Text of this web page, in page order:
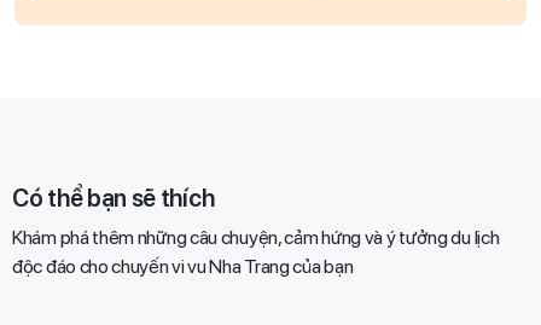
Có thể bạn sẽ thích
Khám phá thêm những câu chuyện, cảm hứng và ý tưởng du lịch
độc đáo cho chuyến vi vu Nha Trang của bạn​